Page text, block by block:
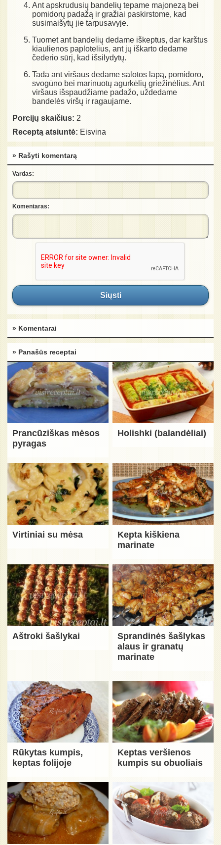
Ant apskrudusių bandelių tepame majonezą bei
pomidorų padažą ir gražiai paskirstome, kad
susimaišytų jie tarpusavyje.
Tuomet ant bandelių dedame iškeptus, dar karštus
kiaulienos paplotelius, ant jų iškarto dedame
čederio sūrį, kad išsilydytų.
Tada ant viršaus dedame salotos lapą, pomidoro,
svogūno bei marinuotų agurkėlių griežinėlius. Ant
viršaus išspaudžiame padažo, uždedame
bandelės viršų ir ragaujame.
Porcijų skaičius: 2
Receptą atsiuntė: Eisvina
» Rašyti komentarą
Vardas:
Komentaras:
Siųsti
» Komentarai
» Panašūs receptai
Prancūziškas mėsos
pyragas
Holishki (balandėliai)
Virtiniai su mėsa
Kepta kiškiena
marinate
Aštroki šašlykai
Sprandinės šašlykas
alaus ir granatų
marinate
Rūkytas kumpis,
keptas folijoje
Keptas veršienos
kumpis su obuoliais